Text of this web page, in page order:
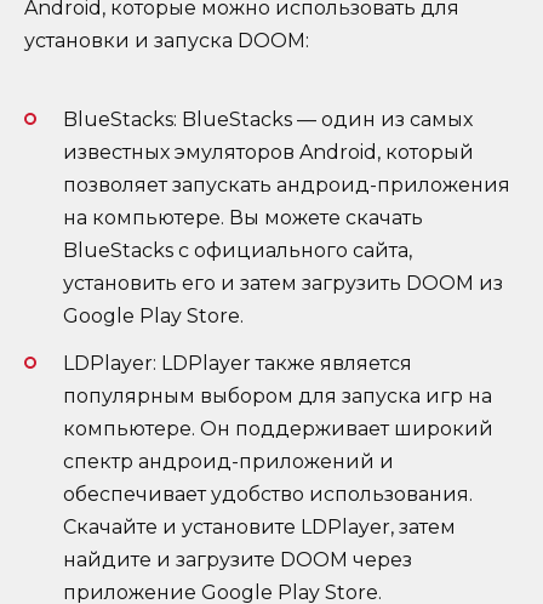
Android, которые можно использовать для
установки и запуска DOOM:
BlueStacks: BlueStacks — один из самых
известных эмуляторов Android, который
позволяет запускать андроид-приложения
на компьютере. Вы можете скачать
BlueStacks с официального сайта,
установить его и затем загрузить DOOM из
Google Play Store.
LDPlayer: LDPlayer также является
популярным выбором для запуска игр на
компьютере. Он поддерживает широкий
спектр андроид-приложений и
обеспечивает удобство использования.
Скачайте и установите LDPlayer, затем
найдите и загрузите DOOM через
приложение Google Play Store.